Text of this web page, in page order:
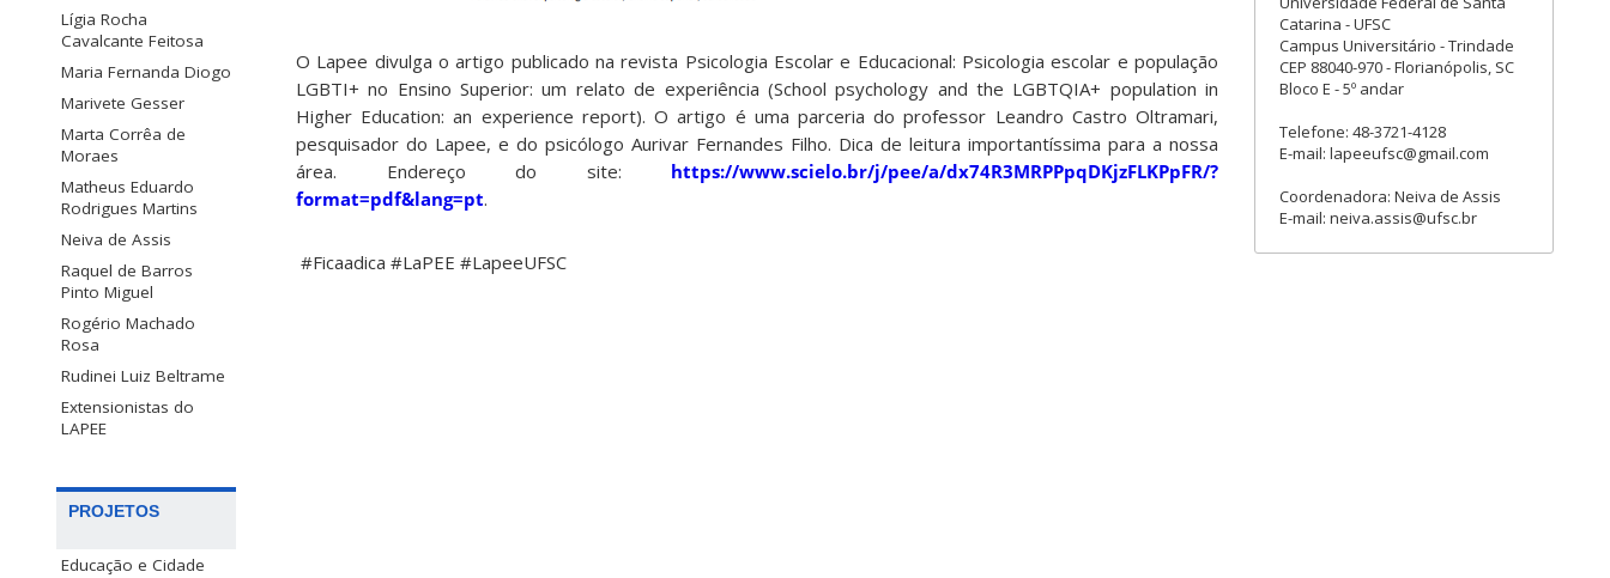
Lígia Rocha
Cavalcante Feitosa
Maria Fernanda Diogo
Marivete Gesser
Marta Corrêa de
Moraes
Matheus Eduardo
Rodrigues Martins
Neiva de Assis
Raquel de Barros
Pinto Miguel
Rogério Machado
Rosa
Rudinei Luiz Beltrame
Extensionistas do
LAPEE
PROJETOS
Educação e Cidade
O Lapee divulga o artigo publicado na revista Psicologia Escolar e Educacional: Psicologia escolar e população
LGBTI+ no Ensino Superior: um relato de experiência (School psychology and the LGBTQIA+ population in
Higher Education: an experience report). O artigo é uma parceria do professor Leandro Castro Oltramari,
pesquisador do Lapee, e do psicólogo Aurivar Fernandes Filho. Dica de leitura importantíssima para a nossa
área. Endereço do site: https://www.scielo.br/j/pee/a/dx74R3MRPPpqDKjzFLKPpFR/?
format=pdf&lang=pt.
#Ficaadica #LaPEE #LapeeUFSC
Catarina - UFSC
Campus Universitário - Trindade
CEP 88040-970 - Florianópolis, SC
Bloco E - 5º andar
Telefone: 48-3721-4128
E-mail: lapeeufsc@gmail.com
Coordenadora: Neiva de Assis
E-mail: neiva.assis@ufsc.br